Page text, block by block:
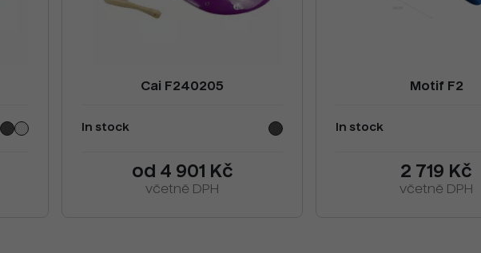
Cai F240205
In stock
od 4 901 Kč
včetně DPH
Motif F2
In stock
2 719 Kč
včetně DPH